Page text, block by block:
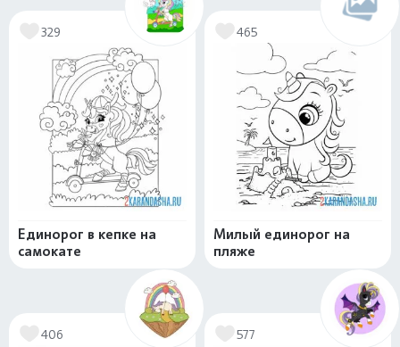
329
Единорог в кепке на
самокате
465
Милый единорог на
пляже
406 577